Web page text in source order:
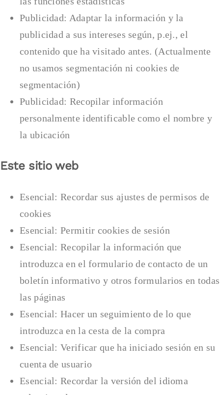
Publicidad: Adaptar la información y la
publicidad a sus intereses según, p.ej., el
contenido que ha visitado antes. (Actualmente
no usamos segmentación ni cookies de
segmentación)
Publicidad: Recopilar información
personalmente identificable como el nombre y
la ubicación
Este sitio web
Esencial: Recordar sus ajustes de permisos de
cookies
Esencial: Permitir cookies de sesión
Esencial: Recopilar la información que
introduzca en el formulario de contacto de un
boletín informativo y otros formularios en todas
las páginas
Esencial: Hacer un seguimiento de lo que
introduzca en la cesta de la compra
Esencial: Verificar que ha iniciado sesión en su
cuenta de usuario
Esencial: Recordar la versión del idioma